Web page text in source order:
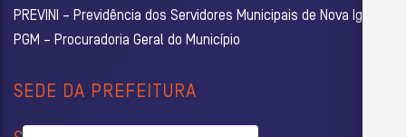
PREVINI – Previdência dos Servidores Municipais de Nova Iguaçu
PGM – Procuradoria Geral do Município
SEDE DA PREFEITURA